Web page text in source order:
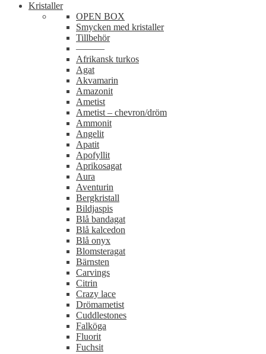
Kristaller
OPEN BOX
Smycken med kristaller
Tillbehör
———
Afrikansk turkos
Agat
Akvamarin
Amazonit
Ametist
Ametist – chevron/dröm
Ammonit
Angelit
Apatit
Apofyllit
Aprikosagat
Aura
Aventurin
Bergkristall
Bildjaspis
Blå bandagat
Blå kalcedon
Blå onyx
Blomsteragat
Bärnsten
Carvings
Citrin
Crazy lace
Drömametist
Cuddlestones
Falköga
Fluorit
Fuchsit